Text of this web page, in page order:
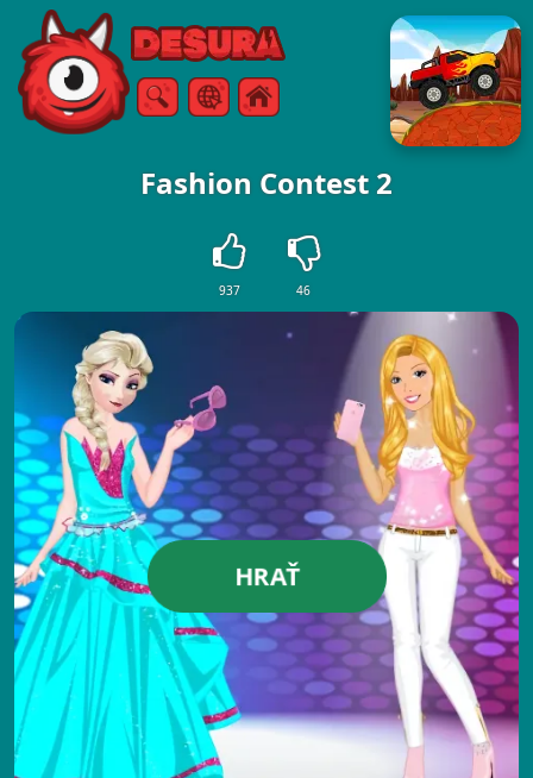
Free Online Games
Vyhľadávanie
Ponuka
Fashion Contest 2
937 46
HRAŤ